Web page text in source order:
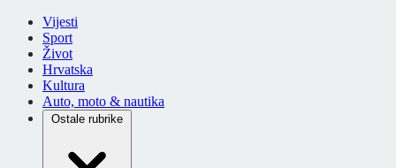
Vijesti
Sport
Život
Hrvatska
Kultura
Auto, moto & nautika
Ostale rubrike